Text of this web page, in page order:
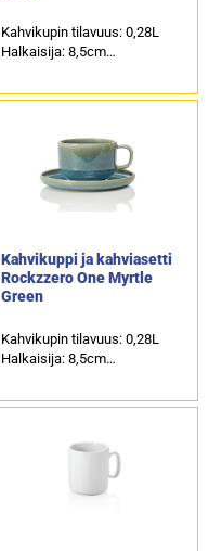
Kahvikupin tilavuus: 0,28L
Halkaisija: 8,5cm
Kahvikuppi ja kahviasetti
Rockzzero One Myrtle
Green
Kahvikupin tilavuus: 0,28L
Halkaisija: 8,5cm